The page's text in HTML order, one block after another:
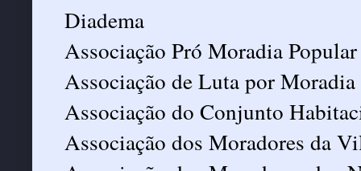
Diadema
Associação Pró Moradia
Associação de Luta por
Associação do Conjunto
Associação dos Moradores da